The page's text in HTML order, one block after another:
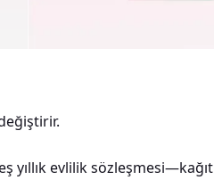
yıllık evlilik sözleşmesi—kağıt